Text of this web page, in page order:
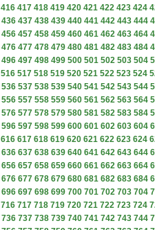
416 417 418 419 420 421 422 423 424
436 437 438 439 440 441 442 443 444
456 457 458 459 460 461 462 463 464
476 477 478 479 480 481 482 483 484
496 497 498 499 500 501 502 503 504
516 517 518 519 520 521 522 523 524
536 537 538 539 540 541 542 543 544
556 557 558 559 560 561 562 563 564
576 577 578 579 580 581 582 583 584
596 597 598 599 600 601 602 603 604
616 617 618 619 620 621 622 623 624
636 637 638 639 640 641 642 643 644
656 657 658 659 660 661 662 663 664
676 677 678 679 680 681 682 683 684
696 697 698 699 700 701 702 703 704
716 717 718 719 720 721 722 723 724
736 737 738 739 740 741 742 743 744